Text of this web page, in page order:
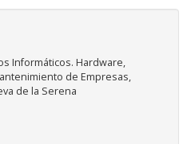
Informáticos. Hardware,
de Empresas,
de la Serena